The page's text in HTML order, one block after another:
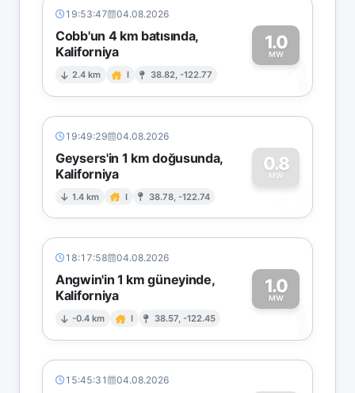
19:53:47 04.08.2026
Cobb'un 4 km batısında,
Kaliforniya
2.4 km I 38.82, -122.77
1.0
MW1
19:49:29 04.08.2026
Geysers'in 1 km doğusunda,
Kaliforniya
1.4 km I 38.78, -122.74
0.8
MW
0
18:17:58 04.08.2026
Angwin'in 1 km güneyinde,
Kaliforniya
-0.4 km I 38.57, -122.45
1.0
MW1
15:45:31 04.08.2026